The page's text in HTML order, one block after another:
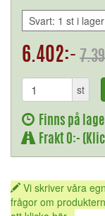
6.402:-
st
Finns på
Frakt 0:-
Vi skriver våra
frågor om